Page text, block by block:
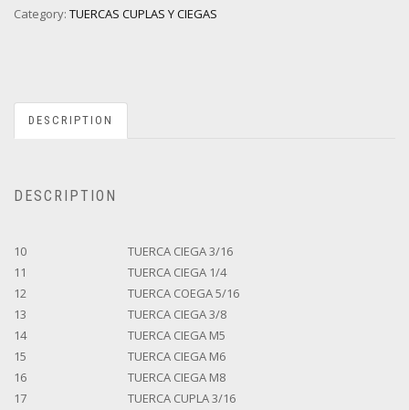
Category: TUERCAS CUPLAS Y CIEGAS
DESCRIPTION
DESCRIPTION
10
TUERCA CIEGA 3/16
11
TUERCA CIEGA 1/4
12
TUERCA COEGA 5/16
13
TUERCA CIEGA 3/8
14
TUERCA CIEGA M5
15
TUERCA CIEGA M6
16
TUERCA CIEGA M8
17
TUERCA CUPLA 3/16